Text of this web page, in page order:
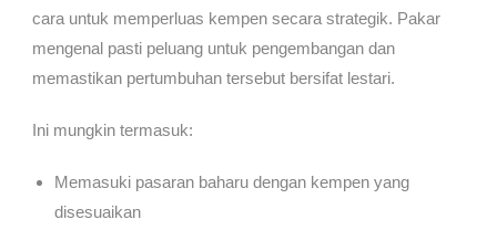
cara untuk memperluas kempen secara strategik. Pakar
mengenal pasti peluang untuk pengembangan dan
memastikan pertumbuhan tersebut bersifat lestari.
Ini mungkin termasuk:
Memasuki pasaran baharu dengan kempen yang
disesuaikan